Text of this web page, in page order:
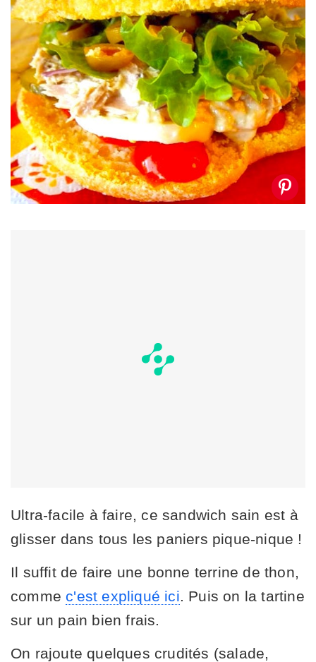
Ultra-facile à faire, ce sandwich sain est à
glisser dans tous les paniers pique-nique !
Il suffit de faire une bonne terrine de thon,
comme c'est expliqué ici. Puis on la tartine
sur un pain bien frais.
On rajoute quelques crudités (salade,